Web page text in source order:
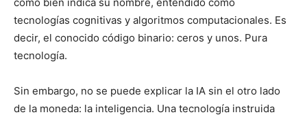
tecnologías cognitivas y algoritmos computacionales. Es
decir, el conocido código binario: ceros y unos. Pura
tecnología.
Sin embargo, no se puede explicar la IA sin el otro lado
de la moneda: la inteligencia. Una tecnología instruida